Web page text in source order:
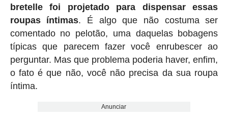
bretelle foi projetado para dispensar essas
roupas íntimas. É algo que não costuma ser
comentado no pelotão, uma daquelas bobagens
típicas que parecem fazer você enrubescer ao
perguntar. Mas que problema poderia haver, enfim,
o fato é que não, você não precisa da sua roupa
íntima.
Anunciar